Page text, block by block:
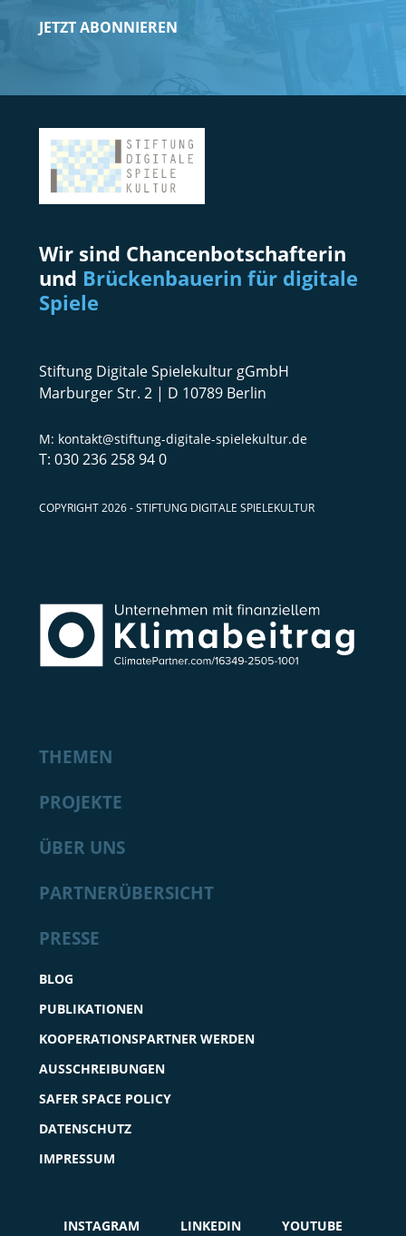
JETZT ABONNIEREN
Wir sind Chancenbotschafterin
und Brückenbauerin für digitale
Spiele
Stiftung Digitale Spielekultur gGmbH
Marburger Str. 2 | D 10789 Berlin
kontakt@stiftung-digitale-spielekultur.de
030 236 258 94 0
COPYRIGHT 2026 - STIFTUNG DIGITALE SPIELEKULTUR
THEMEN
PROJEKTE
ÜBER UNS
PARTNERÜBERSICHT
PRESSE
BLOG
PUBLIKATIONEN
KOOPERATIONSPARTNER WERDEN
AUSSCHREIBUNGEN
SAFER SPACE POLICY
DATENSCHUTZ
IMPRESSUM
INSTAGRAM LINKEDIN YOUTUBE